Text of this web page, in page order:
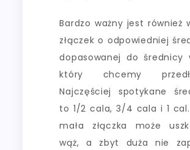
Bardzo ważny jest również
złączek o odpowiedniej
dopasowanej do średnicy
który chcemy
Najczęściej spotykane
to 1/2 cala, 3/4 cala i 1
mała złączka może
wąż, a zbyt duża nie